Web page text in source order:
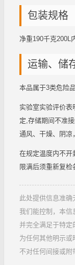
包装规格
净重190千克200L
运输、储
本品属于3类危险
实验室实验评价
定,存储期间不准
通风、干燥、阴凉
在规定温度内不开
限满后须重新复检
此处提供信息准
我们能控制，本信
并完全满足于特定
为任何其他明示
不对任何间接或附